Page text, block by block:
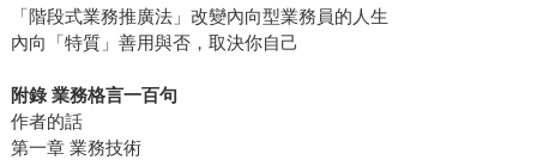
「階段式業務推廣法」改變內向型業務員的人生
內向「特質」善用與否，取決你自己
附錄 業務格言一百句
作者的話
第一章 業務技術